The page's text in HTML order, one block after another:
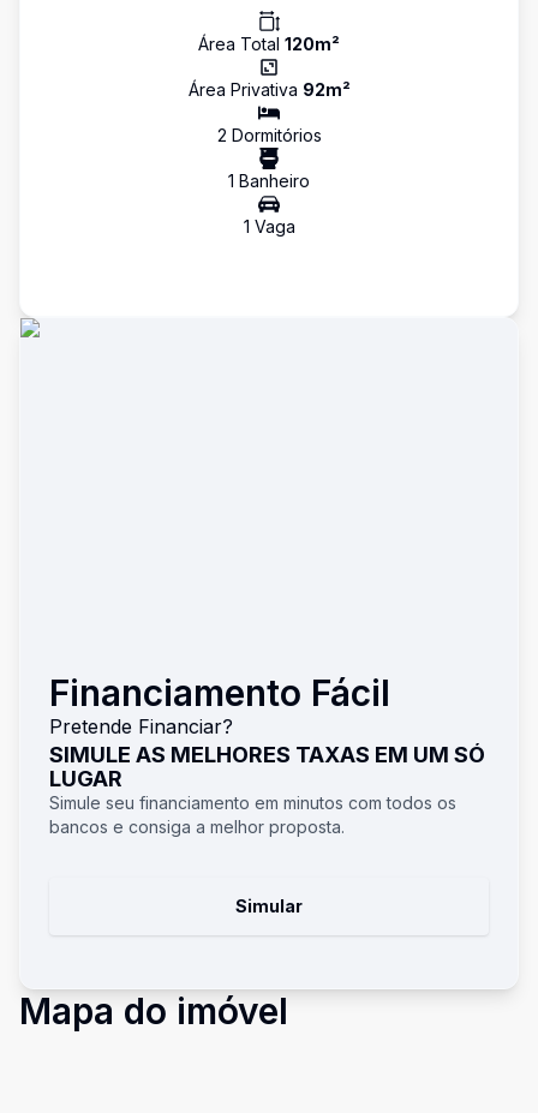
Área Total 120m²
Área Privativa 92m²
2 Dormitórios
1 Banheiro
1 Vaga
Financiamento Fácil
Pretende Financiar?
SIMULE AS MELHORES TAXAS EM UM SÓ
LUGAR
Simule seu financiamento em minutos com todos os
bancos e consiga a melhor proposta.
Simular
Mapa do imóvel